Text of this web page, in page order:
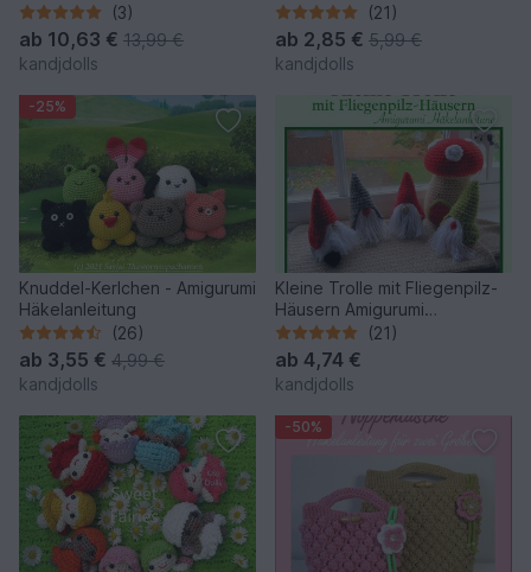
(3)
ab 10,63 € 13,99 €
kandjdolls
(21)
ab 2,85 € 5,99 €
kandjdolls
-25%
Knuddel-Kerlchen - Amigurumi
Häkelanleitung
(26)
ab 3,55 € 4,99 €
kandjdolls
Kleine Trolle mit Fliegenpilz-
Häusern Amigurumi
Häkelanleitung
(21)
ab 4,74 €
kandjdolls
-50%